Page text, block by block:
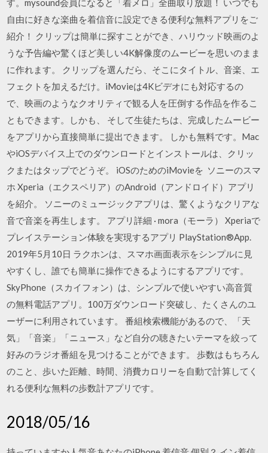
自由に好きな楽曲を着信音に設定できる便利な無料アプリをご
紹介！ クリップは簡単に探すことができ、ハリウッド映画のよ
うな予告編や驚くほど美しい4K解像度のムービーを思いのまま
に作れます。 クリップを選んだら、そこにタイトル、音楽、エ
フェクトを加えるだけ。iMovieは4Kビデオにも対応するの
で、映画のようなクオリティで観る人を圧倒する作品を作るこ
ともできます。しかも、 そして生徒たちは、完成したムービー
をアプリから直接簡単に提出できます。 しかも無料です。Mac
やiOSデバイス上でのダウンロードとインストールは、クリッ
クまたはタップでどうぞ。 iOSのためのiMovieを ソニーのスマ
ホ Xperia（エクスペリア）のAndroid（アンドロイド）アプリ
を紹介。 ソニーのミュージックアプリは、驚くようなクリアな
音で音楽を再生します。 アプリ詳細 · mora（モーラ） Xperiaで
プレイステーション体験を実現するアプリ PlayStation®App.
2019年5月10日 ラクホンは、スマホ画面表示をシンプルに見
やすくし、誰でも簡単に操作できるようにするアプリです。
SkyPhone（スカイフォン）は、シンプルで使いやすい高音質
の無料電話アプリ。100万ダウンロード突破し、たくさんのユ
ーザーに利用されています。 番組検索機能があるので、「天
気」「音楽」「ニュース」など自分の聴きたいテーマを絞って
好みのラジオ番組を見つけることができます。 歩数はもちろん
のこと、歩いた距離、時間、消費カロリーを自動で計算してく
れる便利な無料の歩数計アプリです。
2018/05/16